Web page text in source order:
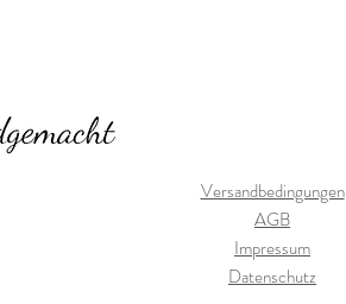
Versandbedingungen
AGB
Impressum
Datenschutz